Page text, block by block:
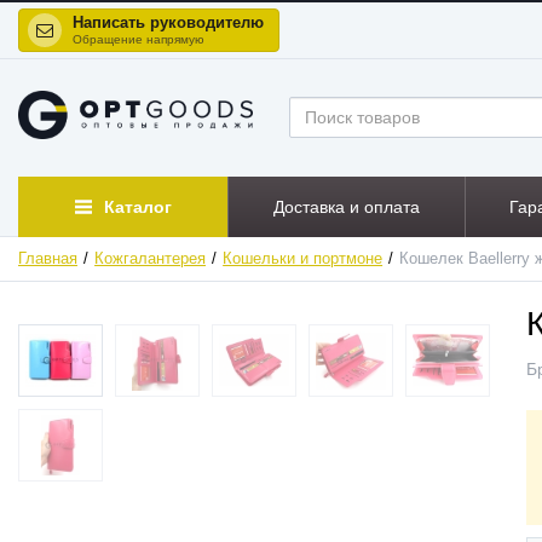
Написать руководителю
Обращение напрямую
Каталог Доставка и оплата
Главная Кожгалантерея Кошельки и портмоне Кошелек Baellerry
ХИТ